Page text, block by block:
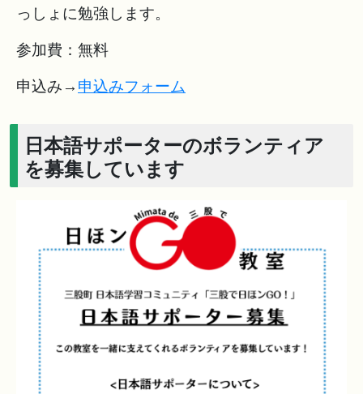
っしょに勉強します。
参加費：無料
申込み→ 申込みフォーム
日本語サポーターのボランティア
を募集しています